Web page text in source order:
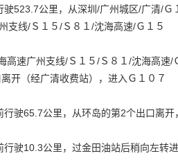
驶523.7公里，从深圳 /广州城区/广清/Ｇ
支线/Ｓ１５/Ｓ８１ /沈海高速/Ｇ１５
高速广州支线/Ｓ１５/Ｓ８１ /沈海高速/
开（经广清收费站），进入Ｇ１０７
行驶65.7公里，从环岛的第2个出口离开
行驶10.3公里，过金田油站后稍向左转